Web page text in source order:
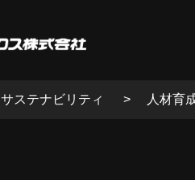
サステナビリティ 人材育